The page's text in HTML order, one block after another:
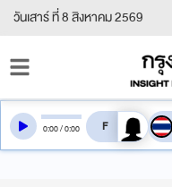
วันเสาร์ ที่ 8 สิงหาคม 2569
0:00/0:00 สลับเสียงอ่าน